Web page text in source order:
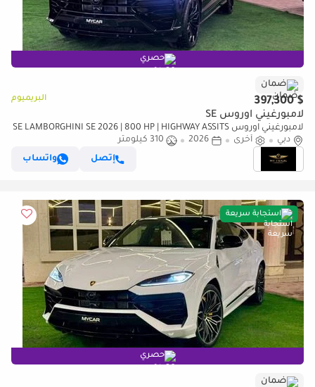
حصري
ضمان
$ 397,300 البريميوم
لامبورغيني اوروس SE
لامبورغيني اوروس SE LAMBORGHINI SE 2026 | 800 HP | HIGHWAY ASSITS
| NIGHT VISION | HEAD UP | FULL OPTION
دبي أخرى 2026
310 كيلومتر
إتصل
واتساب
استجابة سريعة
حصري
ضمان